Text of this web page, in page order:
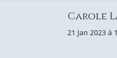
Carole
21 Jan 2023 à